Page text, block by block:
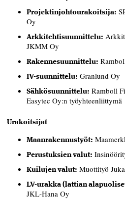
Projektinjohtourakoitsija:
Oy
Arkkitehtisuunnittelu:
JKMM Oy
Rakennesuunnittelu:
IV-suunnittelu: Granlund Oy
Sähkösuunnittelu: Ramboll
Easytec Oy:n työyhteenliittymä
Urakoitsijat
Maanrakennustyöt:
Perustuksien valut:
Kuilujen valut: Muottityö
LV-urakka (lattian
JKL-Hana Oy